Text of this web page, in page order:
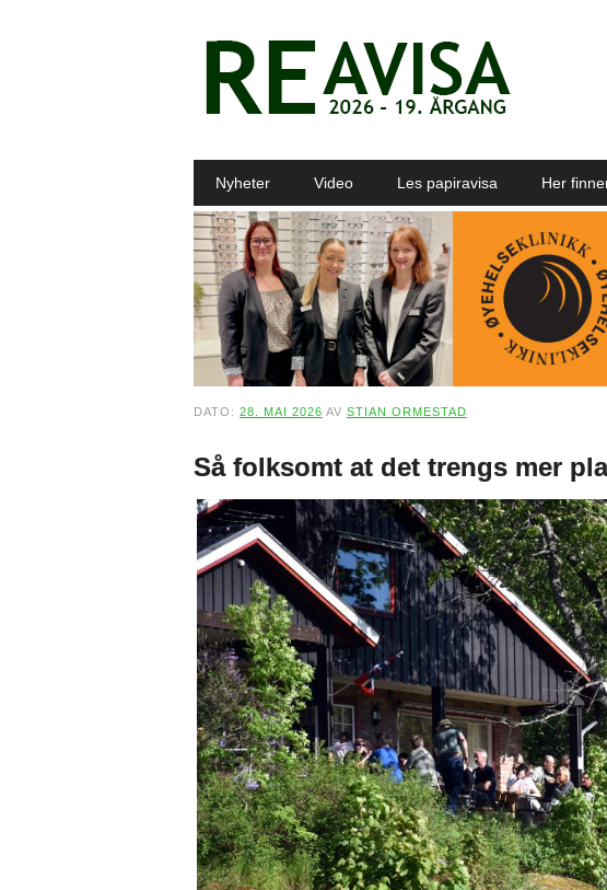
Main menu
Nyheter Video Les papiravisa Her
DATO: 28. MAI 2026 AV STIAN ORMESTAD
Så folksomt at det trengs mer